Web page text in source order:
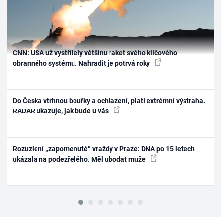
CNN: USA už vystřílely většinu raket svého klíčového
obranného systému. Nahradit je potrvá roky
Do Česka vtrhnou bouřky a ochlazení, platí extrémní výstraha.
RADAR ukazuje, jak bude u vás
Rozuzlení „zapomenuté“ vraždy v Praze: DNA po 15 letech
ukázala na podezřelého. Měl ubodat muže